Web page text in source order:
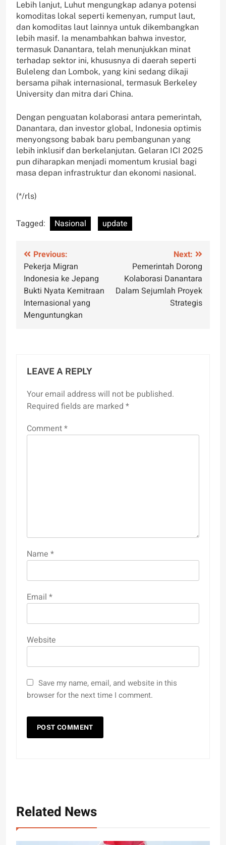
Lebih lanjut, Luhut mengungkap adanya potensi
komoditas lokal seperti kemenyan, rumput laut,
dan komoditas laut lainnya untuk dikembangkan
lebih masif. Ia menambahkan bahwa investor,
termasuk Danantara, telah menunjukkan minat
terhadap sektor ini, khususnya di daerah seperti
Buleleng dan Lombok, yang kini sedang dikaji
bersama pihak internasional, termasuk Berkeley
University dan mitra dari China.
Dengan penguatan kolaborasi antara pemerintah,
Danantara, dan investor global, Indonesia optimis
menyongsong babak baru pembangunan yang
lebih inklusif dan berkelanjutan. Gelaran ICI 2025
pun diharapkan menjadi momentum krusial bagi
masa depan infrastruktur dan ekonomi nasional.
(*/rls)
Tagged: Nasional update
Post
navigation
Previous:
Pekerja Migran
Indonesia ke Jepang
Bukti Nyata Kemitraan
Internasional yang
Menguntungkan
Next:
Pemerintah Dorong
Kolaborasi Danantara
Dalam Sejumlah Proyek
Strategis
LEAVE A REPLY
Your email address will not be published.
Required fields are marked *
Comment*
Name *
Email *
Website
Save my name, email, and website in this
browser for the next time I comment.
Related News